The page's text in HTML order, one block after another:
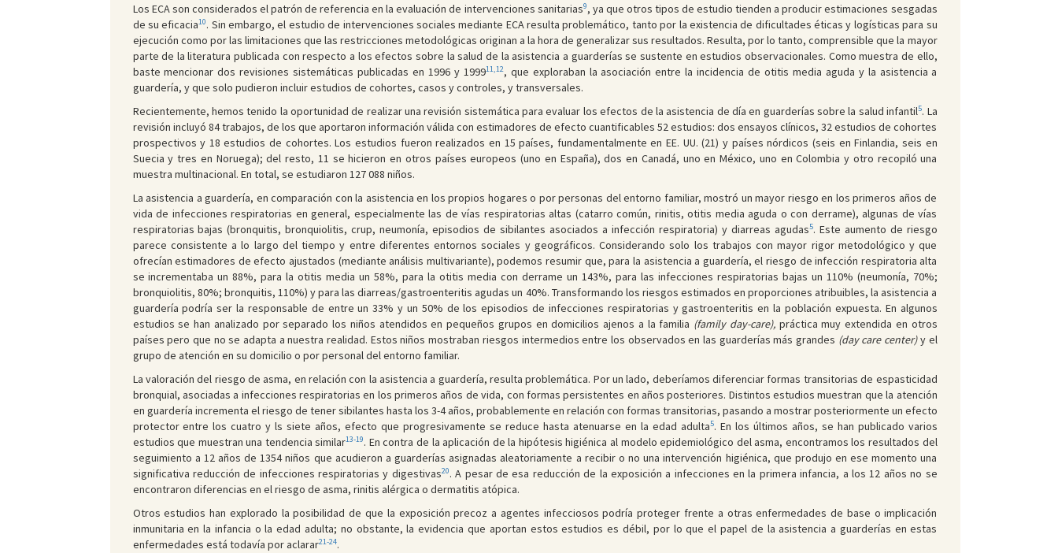
Los ECA son considerados el patrón de referencia en la evaluación de intervenciones sanitarias9, ya que otros tipos de estudio tienden a producir estimaciones sesgadas
de su eficacia10. Sin embargo, el estudio de intervenciones sociales mediante ECA resulta problemático, tanto por la existencia de dificultades éticas y logísticas para su
ejecución como por las limitaciones que las restricciones metodológicas originan a la hora de generalizar sus resultados. Resulta, por lo tanto, comprensible que la mayor
parte de la literatura publicada con respecto a los efectos sobre la salud de la asistencia a guarderías se sustente en estudios observacionales. Como muestra de ello,
baste mencionar dos revisiones sistemáticas publicadas en 1996 y 199911,12, que exploraban la asociación entre la incidencia de otitis media aguda y la asistencia a
guardería, y que solo pudieron incluir estudios de cohortes, casos y controles, y transversales.
Recientemente, hemos tenido la oportunidad de realizar una revisión sistemática para evaluar los efectos de la asistencia de día en guarderías sobre la salud infantil5. La
revisión incluyó 84 trabajos, de los que aportaron información válida con estimadores de efecto cuantificables 52 estudios: dos ensayos clínicos, 32 estudios de cohortes
prospectivos y 18 estudios de cohortes. Los estudios fueron realizados en 15 países, fundamentalmente en EE. UU. (21) y países nórdicos (seis en Finlandia, seis en
Suecia y tres en Noruega); del resto, 11 se hicieron en otros países europeos (uno en España), dos en Canadá, uno en México, uno en Colombia y otro recopiló una
muestra multinacional. En total, se estudiaron 127 088 niños.
La asistencia a guardería, en comparación con la asistencia en los propios hogares o por personas del entorno familiar, mostró un mayor riesgo en los primeros años de
vida de infecciones respiratorias en general, especialmente las de vías respiratorias altas (catarro común, rinitis, otitis media aguda o con derrame), algunas de vías
respiratorias bajas (bronquitis, bronquiolitis, crup, neumonía, episodios de sibilantes asociados a infección respiratoria) y diarreas agudas5. Este aumento de riesgo
parece consistente a lo largo del tiempo y entre diferentes entornos sociales y geográficos. Considerando solo los trabajos con mayor rigor metodológico y que
ofrecían estimadores de efecto ajustados (mediante análisis multivariante), podemos resumir que, para la asistencia a guardería, el riesgo de infección respiratoria alta
se incrementaba un 88%, para la otitis media un 58%, para la otitis media con derrame un 143%, para las infecciones respiratorias bajas un 110% (neumonía, 70%;
bronquiolitis, 80%; bronquitis, 110%) y para las diarreas/gastroenteritis agudas un 40%. Transformando los riesgos estimados en proporciones atribuibles, la asistencia a
guardería podría ser la responsable de entre un 33% y un 50% de los episodios de infecciones respiratorias y gastroenteritis en la población expuesta. En algunos
estudios se han analizado por separado los niños atendidos en pequeños grupos en domicilios ajenos a la familia (family day-care), práctica muy extendida en otros
países pero que no se adapta a nuestra realidad. Estos niños mostraban riesgos intermedios entre los observados en las guarderías más grandes (day care center)y el
grupo de atención en su domicilio o por personal del entorno familiar.
La valoración del riesgo de asma, en relación con la asistencia a guardería, resulta problemática. Por un lado, deberíamos diferenciar formas transitorias de espasticidad
bronquial, asociadas a infecciones respiratorias en los primeros años de vida, con formas persistentes en años posteriores. Distintos estudios muestran que la atención
en guardería incrementa el riesgo de tener sibilantes hasta los 3-4 años, probablemente en relación con formas transitorias, pasando a mostrar posteriormente un efecto
protector entre los cuatro y ls siete años, efecto que progresivamente se reduce hasta atenuarse en la edad adulta5. En los últimos años, se han publicado varios
estudios que muestran una tendencia similar13-19. En contra de la aplicación de la hipótesis higiénica al modelo epidemiológico del asma, encontramos los resultados del
seguimiento a 12 años de 1354 niños que acudieron a guarderías asignadas aleatoriamente a recibir o no una intervención higiénica, que produjo en ese momento una
significativa reducción de infecciones respiratorias y digestivas20. A pesar de esa reducción de la exposición a infecciones en la primera infancia, a los 12 años no se
encontraron diferencias en el riesgo de asma, rinitis alérgica o dermatitis atópica.
Otros estudios han explorado la posibilidad de que la exposición precoz a agentes infecciosos podría proteger frente a otras enfermedades de base o implicación
inmunitaria en la infancia o la edad adulta; no obstante, la evidencia que aportan estos estudios es débil, por lo que el papel de la asistencia a guarderías en estas
enfermedades está todavía por aclarar21-24.